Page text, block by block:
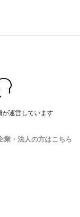
が運営しています
業・法人の方はこちら